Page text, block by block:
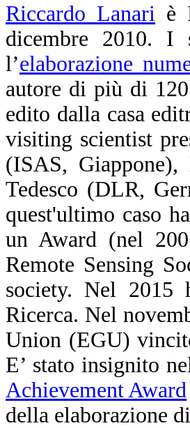
Riccardo Lanari è
dicembre 2010. I
l’elaborazione
autore di più di
edito dalla casa
visiting scientist
(ISAS, Giappone),
Tedesco (DLR,
quest'ultimo caso
un Award (nel
Remote Sensing
society. Nel
Ricerca. Nel
Union (EGU)
E’ stato insignito
Achievement Award
della elaborazione